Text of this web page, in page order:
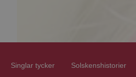
Singlar tycker
Solskenshistorier